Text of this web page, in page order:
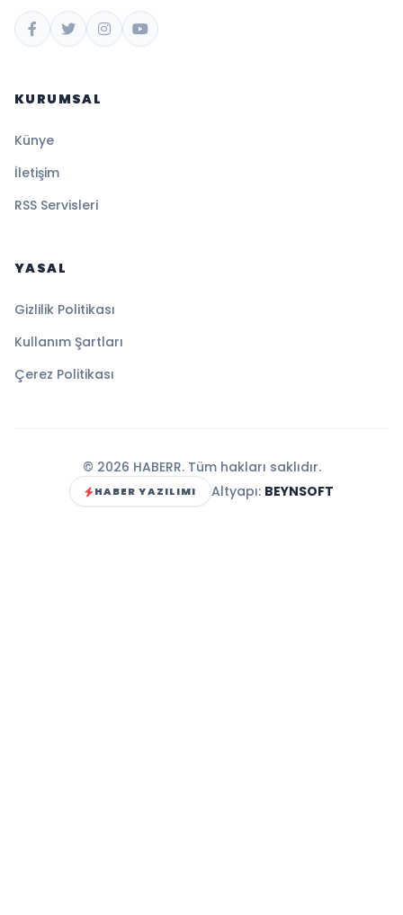
KURUMSAL
Künye
İletişim
RSS Servisleri
YASAL
Gizlilik Politikası
Kullanım Şartları
Çerez Politikası
© 2026 HABERR. Tüm hakları saklıdır.
HABER YAZILIMI Altyapı: BEYNSOFT